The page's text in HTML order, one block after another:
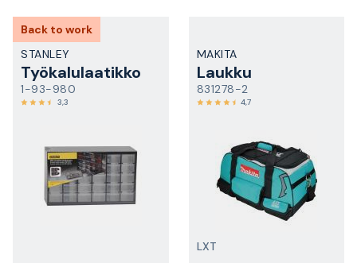
Back to work
STANLEY
Työkalulaatikko
1-93-980
3,3
MAKITA
Laukku
831278-2
4,7
LXT